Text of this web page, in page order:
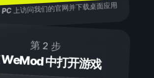
PC上访问我们的官网并下载桌面应用
第 2 步
中打开游戏